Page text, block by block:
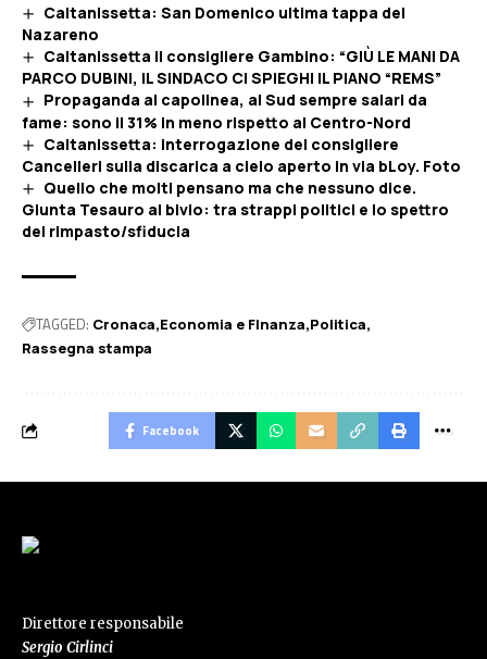
Caltanissetta: San Domenico ultima tappa del
Nazareno
Caltanissetta il consigliere Gambino: “GIÙ LE MANI DA
PARCO DUBINI, IL SINDACO CI SPIEGHI IL PIANO “REMS”
Propaganda al capolinea, al Sud sempre salari da
fame: sono il 31% in meno rispetto al Centro-Nord
Caltanissetta: interrogazione del consigliere
Cancelleri sulla discarica a cielo aperto in via bLoy. Foto
Quello che molti pensano ma che nessuno dice.
Giunta Tesauro al bivio: tra strappi politici e lo spettro
del rimpasto/sfiducia
TAGGED: Cronaca Economia e FInanza Politica
Rassegna stampa
Facebook
Direttore responsabile
Sergio Cirlinci